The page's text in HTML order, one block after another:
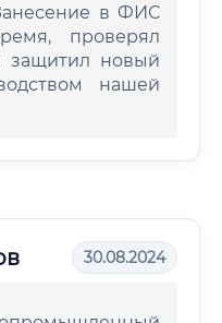
в ФИС
проверял
защитил новый
нашей
30.08.2024